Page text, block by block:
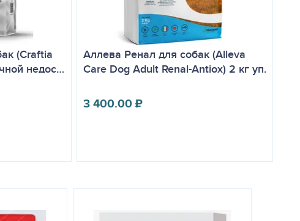
(Craftia
недос…
Аллева Ренал для собак (Alleva
Care Dog Adult Renal-Antiox) 2 кг уп.
3 400.00₽